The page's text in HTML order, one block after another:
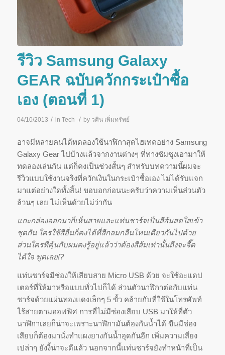
รีวิว Samsung Galaxy
GEAR ฉบับควักกระเป๋าซื้อ
เอง (ตอนที่ 1)
04/10/2013 / in Tech / by วศิน เพิ่มทรัพย์
อาจมีหลายคนได้ทดลองใช้นาฬิกาสุดไฮเทคอย่าง Samsung
Galaxy Gear ไปบ้างแล้วจากงานต่างๆ ที่ทางซัมซุงเอามาให้
ทดลองเล่นกัน แต่ก็คงเป็นช่วงสั้นๆ สำหรับบทความนี้ผมจะ
รีวิวแบบใช้งานจริงที่ควักเงินในกระเป๋าซื้อเอง ไม่ได้รับแจก
มาแต่อย่างใดทั้งสิ้น! ขอบอกก่อนนะครับว่าความเห็นส่วนตัว
ล้วนๆ เลย ไม่เห็นด้วยไม่ว่ากัน
แกะกล่องออกมาก็เห็นสายและแท่นชาร์จเป็นสีส้มสดใสเข้า
ชุดกัน ใครใช้สีอื่นก็คงได้ที่สีกลมกลืนโทนเดียวกันไปด้วย
ส่วนใครที่คุ้นกับผมคงรู้อยู่แล้วว่าต้องสีส้มเท่านั้นถึงจะจี๊ด
ได้ใจ พูดเลย!?
แท่นชาร์จมีช่องให้เสียบสาย Micro USB ด้วย จะใช้อะแดป
เตอร์ที่ให้มาหรือแบบทั่วไปก็ได้ ส่วนตัวนาฬิกาต่อกับแท่น
ชาร์จด้วยแผ่นทองแดงเล็กๆ 5 ขั้ว คล้ายกับที่ใช้ในโทรศัพท์
ไร้สายตามออฟฟิศ การที่ไม่มีช่องเสียบ USB มาให้ที่ตัว
นาฬิกาเลยก็น่าจะเพราะนาฬิกามันต้องกันน้ำได้ ขืนมีช่อง
เสียบก็ต้องมานั่งทำแผงยางกันน้ำอุดกันอีก เพิ่มความเสี่ยง
เปล่าๆ ยังงี้น่าจะดีแล้ว นอกจากนี้แท่นชาร์จยังทำหน้าที่เป็น